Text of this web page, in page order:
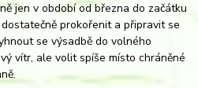
jen v období od března do začátku
prokořenit a připravit se
se výsadbě do volného
vítr, ale volit spíše místo chráněné